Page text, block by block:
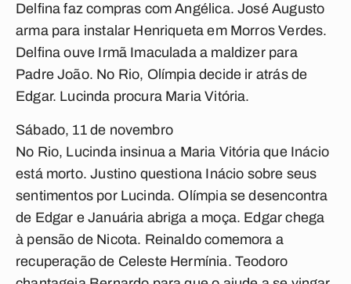
Delfina faz compras com Angélica. José Augusto
arma para instalar Henriqueta em Morros Verdes.
Delfina ouve Irmã Imaculada a maldizer para
Padre João. No Rio, Olímpia decide ir atrás de
Edgar. Lucinda procura Maria Vitória.
Sábado, 11 de novembro
No Rio, Lucinda insinua a Maria Vitória que Inácio
está morto. Justino questiona Inácio sobre seus
sentimentos por Lucinda. Olímpia se desencontra
de Edgar e Januária abriga a moça. Edgar chega
à pensão de Nicota. Reinaldo comemora a
recuperação de Celeste Hermínia. Teodoro